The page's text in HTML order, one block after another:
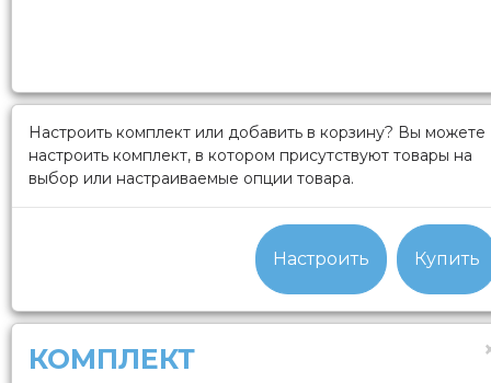
Настроить комплект или добавить в корзину? Вы можете
настроить комплект, в котором присутствуют товары на
выбор или настраиваемые опции товара.
Настроить Купить
КОМПЛЕКТ